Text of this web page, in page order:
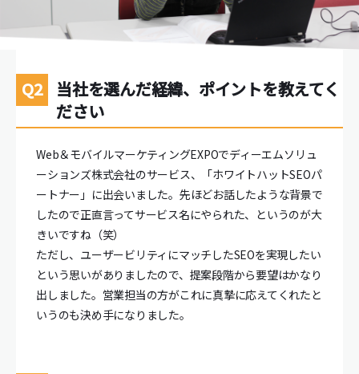
当社を選んだ経緯、ポイントを教えてく
ださい
Web＆モバイルマーケティングEXPOでディーエムソリュ
ーションズ株式会社のサービス、「ホワイトハットSEOパ
ートナー」に出会いました。先ほどお話したような背景で
したので正直言ってサービス名にやられた、というのが大
きいですね（笑）
ただし、ユーザービリティにマッチしたSEOを実現したい
という思いがありましたので、提案段階から要望はかなり
出しました。営業担当の方がこれに真摯に応えてくれたと
いうのも決め手になりました。